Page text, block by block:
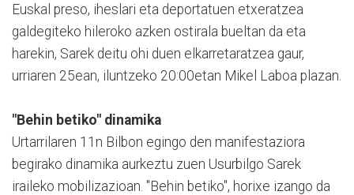
Euskal preso, iheslari eta deportatuen etxeratzea
galdegiteko hileroko azken ostirala bueltan da eta
harekin, Sarek deitu ohi duen elkarretaratzea gaur,
urriaren 25ean, iluntzeko 20:00etan Mikel Laboa plazan.
"Behin betiko" dinamika
Urtarrilaren 11n Bilbon egingo den manifestaziora
begirako dinamika aurkeztu zuen Usurbilgo Sarek
iraileko mobilizazioan. "Behin betiko", horixe izango da